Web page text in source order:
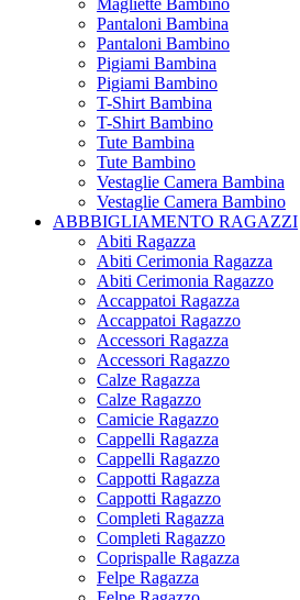
Pantaloni Bambina
Pantaloni Bambino
Pigiami Bambina
Pigiami Bambino
T-Shirt Bambina
T-Shirt Bambino
Tute Bambina
Tute Bambino
Vestaglie Camera Bambina
Vestaglie Camera Bambino
ABBBIGLIAMENTO RAGAZZI
Abiti Ragazza
Abiti Cerimonia Ragazza
Abiti Cerimonia Ragazzo
Accappatoi Ragazza
Accappatoi Ragazzo
Accessori Ragazza
Accessori Ragazzo
Calze Ragazza
Calze Ragazzo
Camicie Ragazzo
Cappelli Ragazza
Cappelli Ragazzo
Cappotti Ragazza
Cappotti Ragazzo
Completi Ragazza
Completi Ragazzo
Coprispalle Ragazza
Felpe Ragazza